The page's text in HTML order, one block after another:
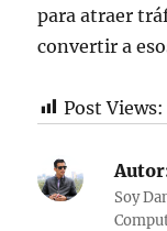
para atraer
convertir a
Post Views:
Soy